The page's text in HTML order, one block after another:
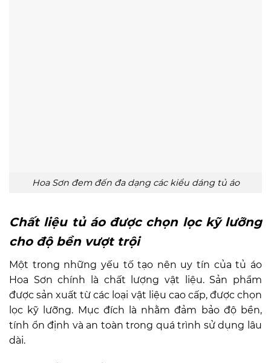
Hoa Sơn đem đến đa dạng các kiểu dáng tủ áo
Chất liệu tủ áo được chọn lọc kỹ lưỡng
cho độ bền vượt trội
Một trong những yếu tố tạo nên uy tín của tủ áo
Hoa Sơn chính là chất lượng vật liệu. Sản phẩm
được sản xuất từ các loại vật liệu cao cấp, được chọn
lọc kỹ lưỡng. Mục đích là nhằm đảm bảo độ bền,
tính ổn định và an toàn trong quá trình sử dụng lâu
dài.